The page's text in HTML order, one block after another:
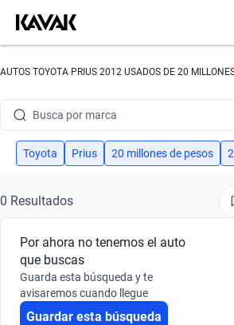
AUTOS TOYOTA PRIUS 2012 USADOS DE 20
Busca por marca
Busca por modelo
Busca por año
Busca por marca
Busca por modelo
Toyota Prius 20 millones de pesos
0 Resultados
Por ahora no tenemos el auto
que buscas
Guarda esta búsqueda y te
avisaremos cuando llegue
Guardar esta búsqueda